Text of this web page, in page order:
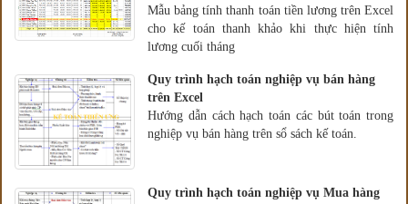
Mẫu bảng tính thanh toán tiền lương trên Excel
cho kế toán thanh khảo khi thực hiện tính
lương cuối tháng
Quy trình hạch toán nghiệp vụ bán hàng
trên Excel
Hướng dẫn cách hạch toán các bút toán trong
nghiệp vụ bán hàng trên sổ sách kế toán.
Quy trình hạch toán nghiệp vụ Mua hàng